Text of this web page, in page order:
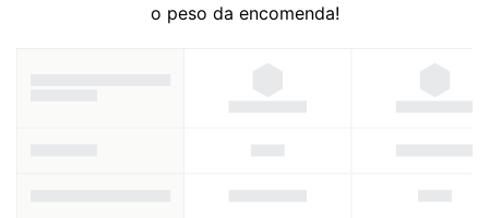
o peso da encomenda!